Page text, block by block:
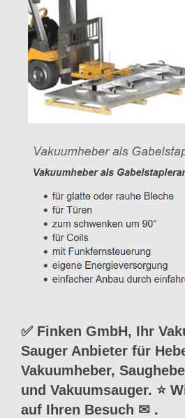
✅ Finken GmbH, Ihr
Sauger Anbieter für
Vakuumheber,
und Vakuumsauger. ⭐
auf Ihren Besuch ✉ .